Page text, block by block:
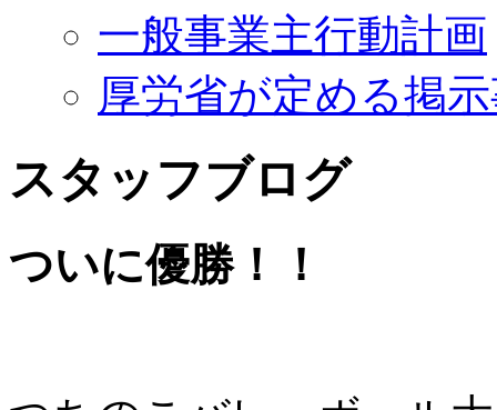
一般事業主行動計画
厚労省が定める掲
スタッフブログ
ついに優勝！！